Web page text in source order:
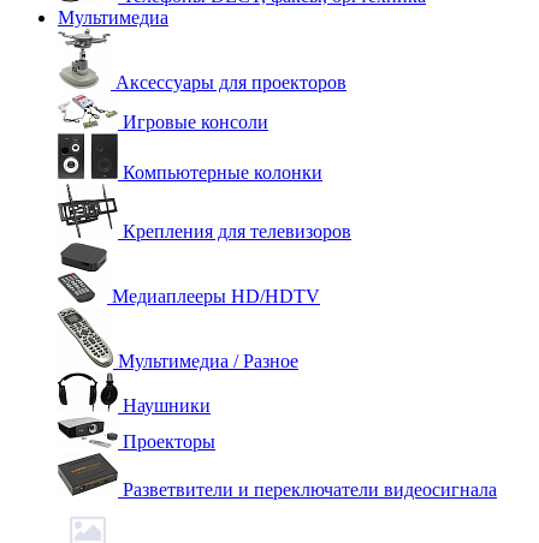
Мультимедиа
Аксессуары для проекторов
Игровые консоли
Компьютерные колонки
Крепления для телевизоров
Медиаплееры HD/HDTV
Мультимедиа / Разное
Наушники
Проекторы
Разветвители и переключатели видеосигнала